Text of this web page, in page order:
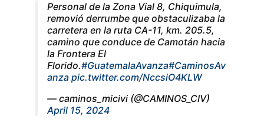
Personal de la Zona Vial 8, Chiquimula,
removió derrumbe que obstaculizaba la
carretera en la ruta CA-11, km. 205.5,
camino que conduce de Camotán hacia
la Frontera El
Florido.#GuatemalaAvanza#CaminosAv
anza pic.twitter.com/NccsiO4KLW
— caminos_micivi (@CAMINOS_CIV)
April 15, 2024